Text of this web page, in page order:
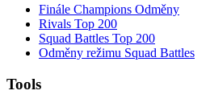
Finále Champions Odměny
Rivals Top 200
Squad Battles Top 200
Odměny režimu Squad Battles
Tools